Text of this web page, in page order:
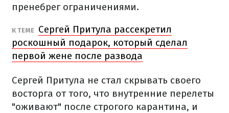
пренебрег ограничениями.
К ТЕМЕ Сергей Притула рассекретил
роскошный подарок, который сделал
первой жене после развода
Сергей Притула не стал скрывать своего
восторга от того, что внутренние перелеты
"оживают" после строгого карантина, и